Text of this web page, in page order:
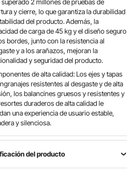
superado 2 millones de pruebas de
y cierre, lo que garantiza la durabilidad
del producto. Además, la
de carga de 45 kg y el diseño seguro
bordes, junto con la resistencia al
y a los arañazos, mejoran la
y seguridad del producto.
de alta calidad: Los ejes y tapas
resistentes al desgaste y de alta
los balancines gruesos y resistentes y
duraderos de alta calidad le
una experiencia de usuario estable,
y silenciosa.
del producto